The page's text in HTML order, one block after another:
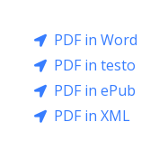
PDF in Word
PDF in testo
PDF in ePub
PDF in XML